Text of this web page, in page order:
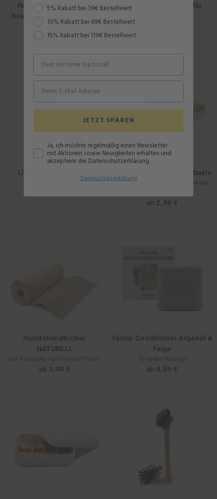
Feste Naturseife zarte
Kokosnuss (Kinderseife)
Regulärer
Preis
4,95 €
STÜCKPREIS
4,95 €/PRO
100G
Ersatz-Bürstenkopf für
Lippenbalsam Vanilla
Regulärer
Schwamm auf Pflanzenbasis
Rau trifft sanft: für jede Fläche die
ab
Regulärer
2,49 €
Hundehandtücher
NATURELL
zur Reinigung von Fell und Pfoten
ab
Regulärer
3,49 €
Fester Conditioner Arganöl &
Feige
für jeden Hauttyp
ab
Regulärer
4,95 €
Rabattstaffel
5% Rabatt bei 39€ Bestellwert
10% Rabatt bei 69€ Bestellwert
15% Rabatt bei 119€ Bestellwert
JETZT SPAREN
Ja, ich möchte regelmäßig einen Newsletter
mit Aktionen sowie Neuigkeiten erhalten und
akzeptiere die Datenschutzerklärung.
Datenschutzerklärung